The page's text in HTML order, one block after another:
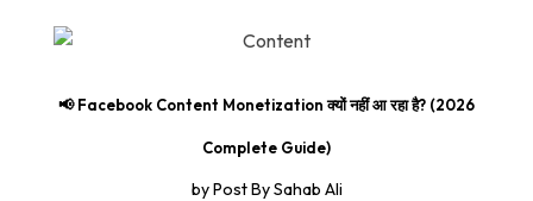
📢 Facebook Content Monetization क्यों नहीं आ रहा है? (2026
Complete Guide)
byPost By Sahab Ali